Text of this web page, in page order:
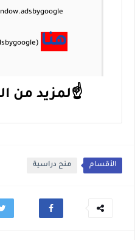
هنا
☝لمزيد من
الأقسام منح دراسية